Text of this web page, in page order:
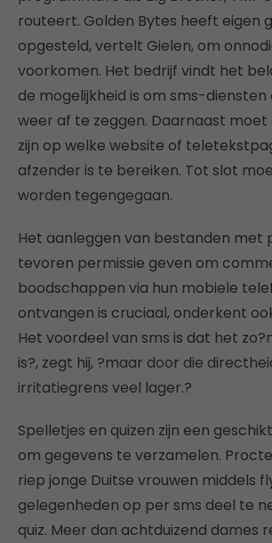
routeert. Golden Bytes heeft eigen
opgesteld, vertelt Gielen, om
voorkomen. Het bedrijf vindt het
de mogelijkheid is om sms-diensten
weer af te zeggen. Daarnaast moet
zijn op welke website of
afzender is te bereiken. Tot slot
worden tegengegaan.
Het aanleggen van bestanden met
tevoren permissie geven om
boodschappen via hun mobiele
ontvangen is cruciaal, onderkent
Het voordeel van sms is dat het
is?, zegt hij, ?maar door die
irritatiegrens veel lager.?
Spelletjes en quizen zijn een
om gegevens te verzamelen.
riep jonge Duitse vrouwen middels
gelegenheden op per sms deel te
quiz. Meer dan achtduizend dames